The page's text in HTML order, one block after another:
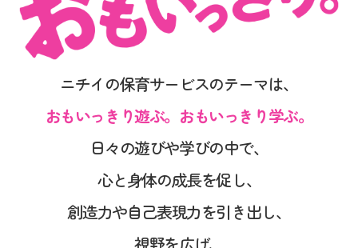
ニチイの保育サービスのテーマは、
おもいっきり遊ぶ。おもいっきり学ぶ。
日々の遊びや学びの中で、
心と身体の成長を促し、
創造力や自己表現力を引き出し、